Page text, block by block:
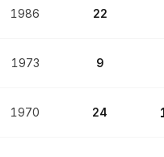
1986 22
1973 9
1970 24